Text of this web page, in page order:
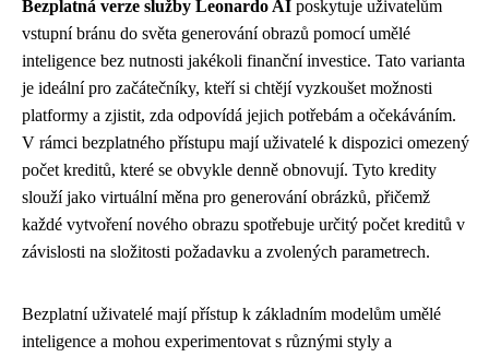
Bezplatná verze služby Leonardo AI poskytuje uživatelům
vstupní bránu do světa generování obrazů pomocí umělé
inteligence bez nutnosti jakékoli finanční investice. Tato varianta
je ideální pro začátečníky, kteří si chtějí vyzkoušet možnosti
platformy a zjistit, zda odpovídá jejich potřebám a očekáváním.
V rámci bezplatného přístupu mají uživatelé k dispozici omezený
počet kreditů, které se obvykle denně obnovují. Tyto kredity
slouží jako virtuální měna pro generování obrázků, přičemž
každé vytvoření nového obrazu spotřebuje určitý počet kreditů v
závislosti na složitosti požadavku a zvolených parametrech.
Bezplatní uživatelé mají přístup k základním modelům umělé
inteligence a mohou experimentovat s různými styly a